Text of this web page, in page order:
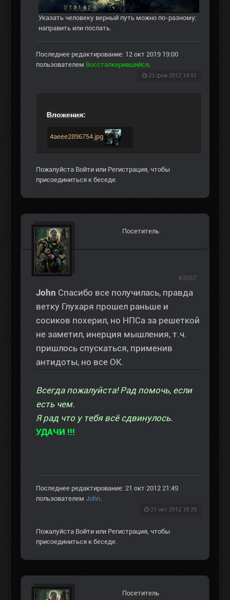
Указать человеку верный путь можно по-разному:
направить или послать.
Последнее редактирование: 12 окт 2019 19:00
пользователем Воссталкерившийся
23 фев 2012 14:01
Вложения:
4aeee2896754.jpg
Пожалуйста Войти или Регистрация , чтобы
присоединиться к беседе.
Посетитель
John Спасибо все получилась, правда
ветку Глухаря прошел раньше и
сосиков похерил, но НПСа за решеткой
не заметил, инерция мышления, т.ч.
пришлось спускаться, применив
антидоты, но все ОК.
Всегда пожалуйста! Рад помочь, если
есть чем.
Я рад что у тебя всё сдвинулось.
УДАЧИ !!!
Последнее редактирование: 21 окт 2012 21:49
пользователем John
21 окт 2012 18:29
#3057
Пожалуйста Войти или Регистрация , чтобы
присоединиться к беседе.
Посетитель